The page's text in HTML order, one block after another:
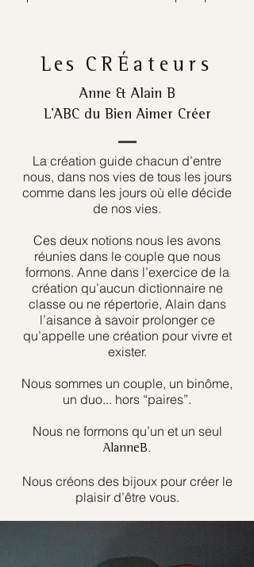
Les CRÉateurs
Anne & Alain B
L’ABC du Bien Aimer Créer
La création guide chacun d’entre
nous, dans nos vies de tous les jours
comme dans les jours où elle décide
de nos vies.
Ces deux notions nous les avons
réunies dans le couple que nous
formons. Anne dans l’exercice de la
création qu’aucun dictionnaire ne
classe ou ne répertorie, Alain dans
l’aisance à savoir prolonger ce
qu’appelle une création pour vivre et
exister.
Nous sommes un couple, un binôme,
un duo... hors “paires”.
Nous ne formons qu’un et un seul
AlanneB.
Nous créons des bijoux pour créer le
plaisir d’être vous.